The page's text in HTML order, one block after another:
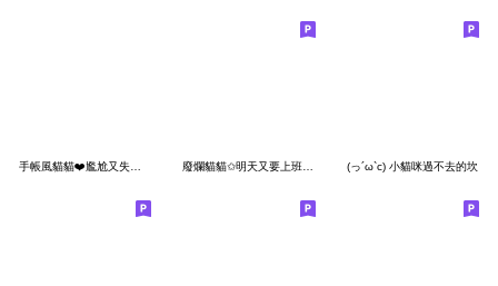
(っ´ω`c) 小貓咪過不去的坎